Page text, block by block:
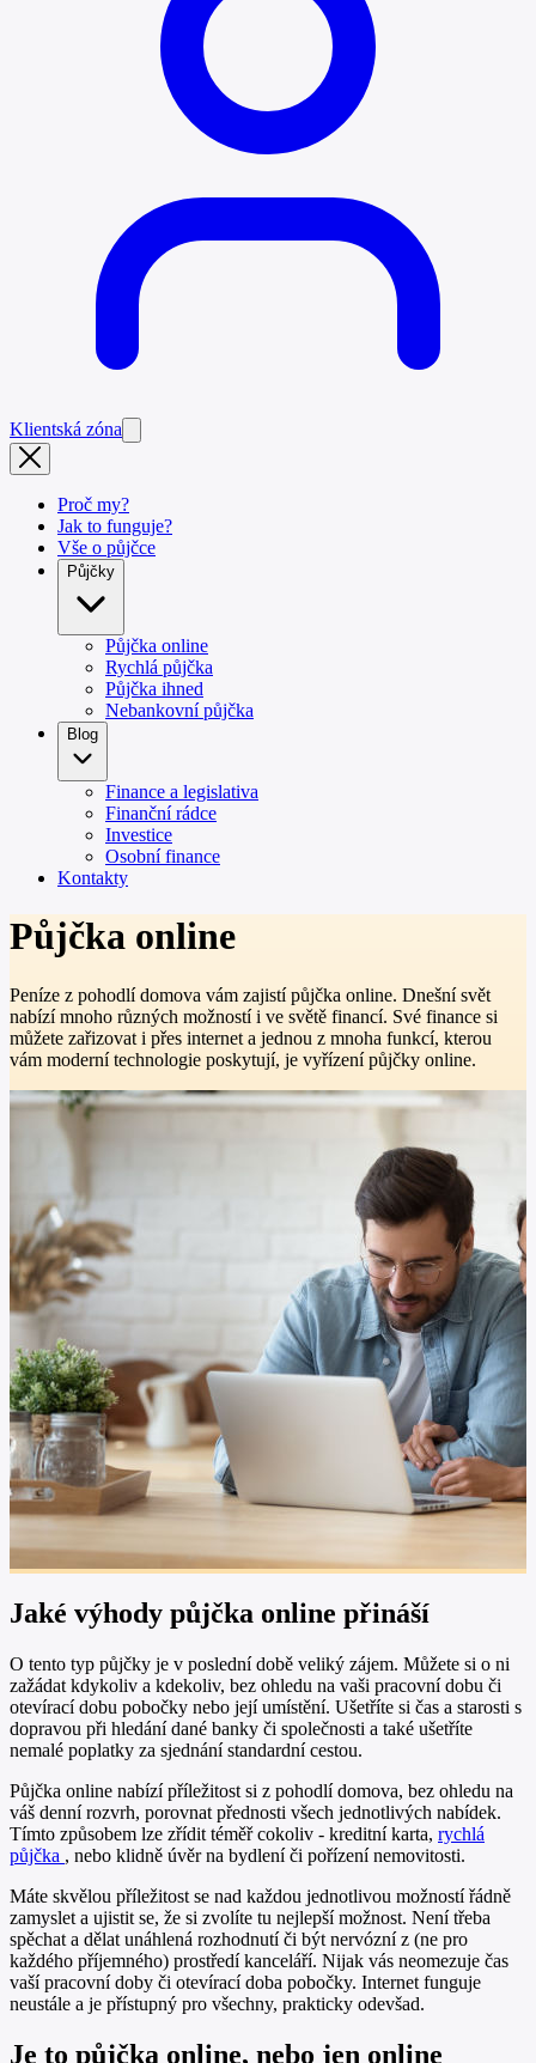
Klientská zóna
Proč my?
Jak to funguje?
Vše o půjčce
Půjčky
Půjčka online
Rychlá půjčka
Půjčka ihned
Nebankovní půjčka
Blog
Finance a legislativa
Finanční rádce
Investice
Osobní finance
Kontakty
Půjčka online
Peníze z pohodlí domova vám zajistí půjčka online. Dnešní svět
nabízí mnoho různých možností i ve světě financí. Své finance si
můžete zařizovat i přes internet a jednou z mnoha funkcí, kterou
vám moderní technologie poskytují, je vyřízení půjčky online.
Jaké výhody půjčka online přináší
O tento typ půjčky je v poslední době veliký zájem. Můžete si o ni
zažádat kdykoliv a kdekoliv, bez ohledu na vaši pracovní dobu či
otevírací dobu pobočky nebo její umístění. Ušetříte si čas a starosti s
dopravou při hledání dané banky či společnosti a také ušetříte
nemalé poplatky za sjednání standardní cestou.
Půjčka online nabízí příležitost si z pohodlí domova, bez ohledu na
váš denní rozvrh, porovnat přednosti všech jednotlivých nabídek.
Tímto způsobem lze zřídit téměř cokoliv - kreditní karta, rychlá
půjčka , nebo klidně úvěr na bydlení či pořízení nemovitosti.
Máte skvělou příležitost se nad každou jednotlivou možností řádně
zamyslet a ujistit se, že si zvolíte tu nejlepší možnost. Není třeba
spěchat a dělat unáhlená rozhodnutí či být nervózní z (ne pro
každého příjemného) prostředí kanceláří. Nijak vás neomezuje čas
vaší pracovní doby či otevírací doba pobočky. Internet funguje
neustále a je přístupný pro všechny, prakticky odevšad.
Je to půjčka online, nebo jen online